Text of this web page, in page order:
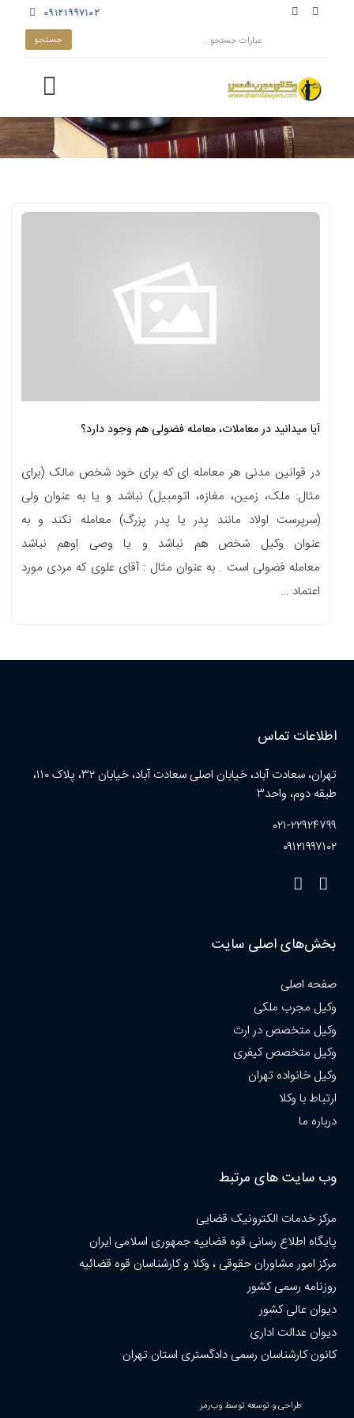
۰۹۱۲۱۹۹۷۱۰۲
آیا میدانید در معاملات، معامله فضولی هم وجود دارد؟
در قوانین مدنی هر معامله ای که برای خود شخص مالک (برای
مثال: ملک، زمین، مغازه، اتومبیل) نباشد و یا به عنوان ولی
(سرپرست اولاد مانند پدر یا پدر پزرگ) معامله نکند و به
عنوان وکیل شخص هم نباشد و یا وصی اوهم نباشد
معامله فضولی است . به عنوان مثال : آقای علوی که مردی مورد
اعتماد …
اطلاعات تماس
تهران، سعادت آباد، خیابان اصلی سعادت آباد، خیابان ۳۲، پلاک ۱۱۰،
طبقه دوم، واحد۳
۰۲۱-۲۲۹۲۴۷۹۹
۰۹۱۲۱۹۹۷۱۰۲
بخش‌های اصلی سایت
صفحه اصلی
وکیل مجرب ملکی
وکیل متخصص در ارث
وکیل متخصص کیفری
وکیل خانواده تهران
ارتباط با وکلا
درباره ما
وب سایت های مرتبط
مرکز خدمات الکترونیک قضایی
پایگاه اطلاع رسانی قوه قضاییه جمهوری اسلامی ایران
مرکز امور مشاوران حقوقی ، وکلا و کارشناسان قوه قضائیه
روزنامه رسمی کشور
دیوان عالی کشور
دیوان عدالت اداری
کانون کارشناسان رسمی دادگستری استان تهران
طراحی و توسعه توسط وب‌رمز